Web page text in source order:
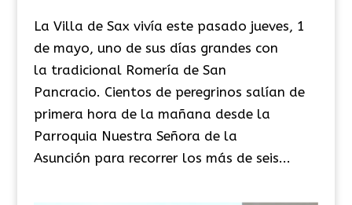
La Villa de Sax vivía este pasado jueves, 1
de mayo, uno de sus días grandes con
la tradicional Romería de San
Pancracio. Cientos de peregrinos salían de
primera hora de la mañana desde la
Parroquia Nuestra Señora de la
Asunción para recorrer los más de seis...